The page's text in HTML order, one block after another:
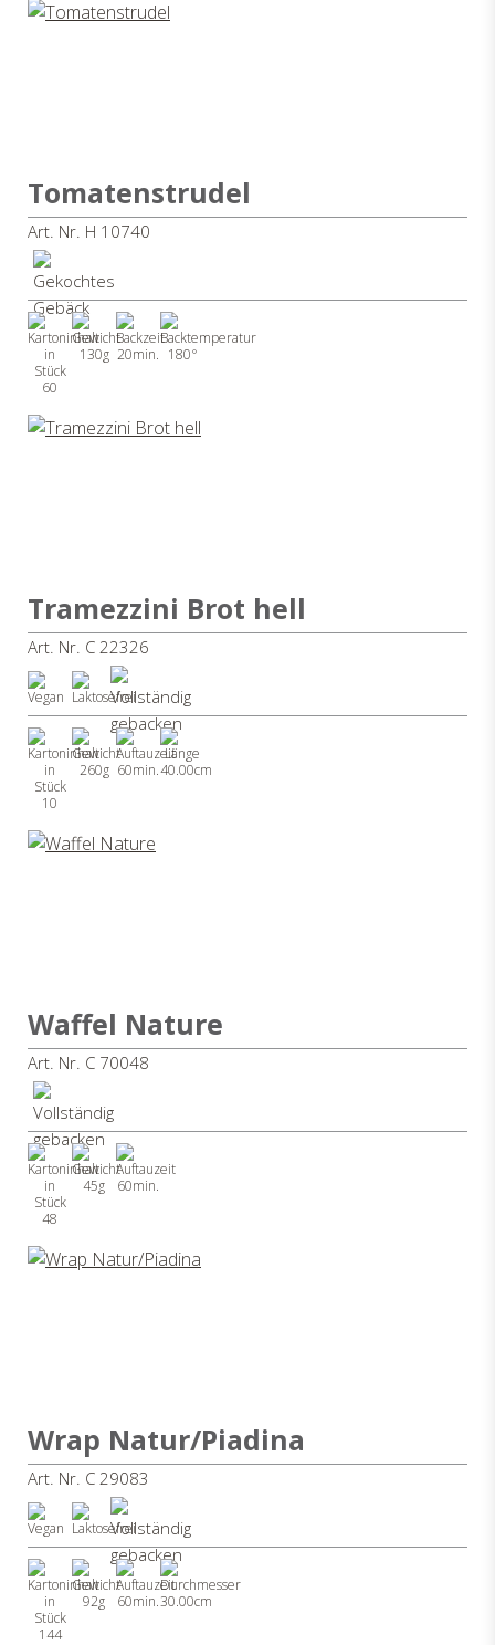
Tomatenstrudel
Art. Nr. H 10740
60
130g 20min. 180°
Tramezzini Brot hell
Art. Nr. C 22326
10
260g 60min.40.00cm
Waffel Nature
Art. Nr. C 70048
48
45g 60min.
Wrap Natur/Piadina
Art. Nr. C 29083
144
92g 60min.30.00cm